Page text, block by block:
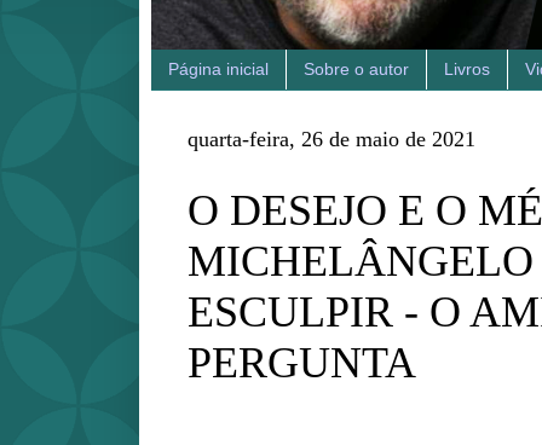
Página inicial Sobre o autor Livros
quarta-feira, 26 de maio de 2021
O DESEJO E O
MICHELÂNGELO
ESCULPIR - O
PERGUNTA